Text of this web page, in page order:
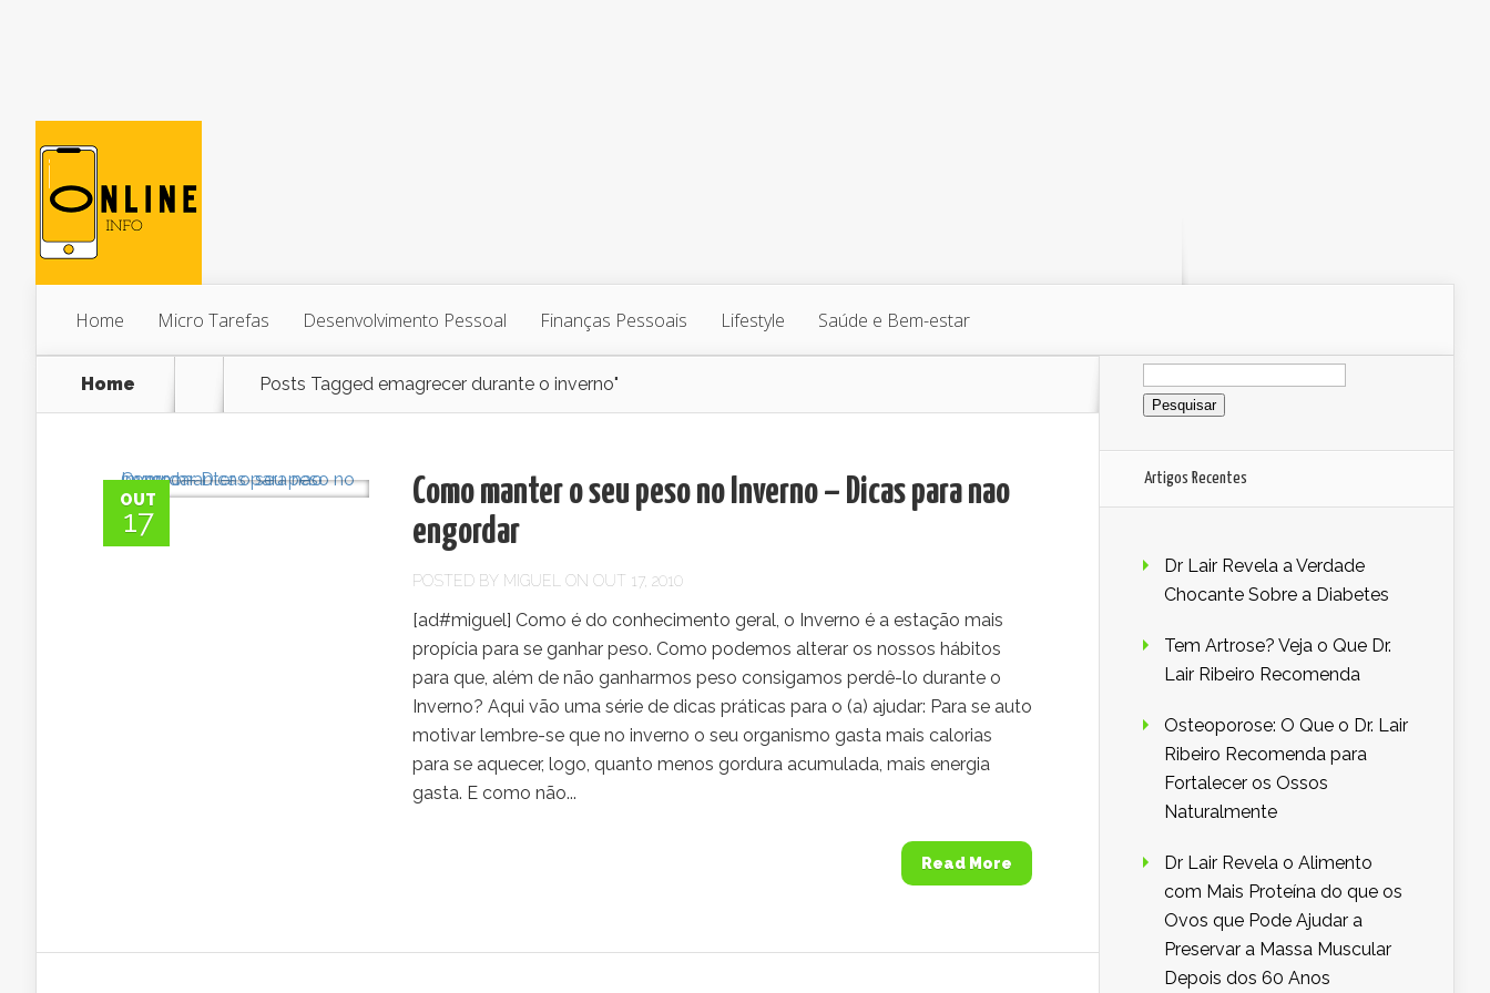
Home Micro Tarefas Desenvolvimento Pessoal Finanças Pessoais Lifestyle Saúde e Bem-estar
Home Posts Tagged emagrecer durante o inverno"
OUT
17
Como manter o seu peso no Inverno – Dicas para nao
engordar
POSTED BY MIGUEL ON OUT 17, 2010
[ad#miguel] Como é do conhecimento geral, o Inverno é a estação mais
propícia para se ganhar peso. Como podemos alterar os nossos hábitos
para que, além de não ganharmos peso consigamos perdê-lo durante o
Inverno? Aqui vão uma série de dicas práticas para o (a) ajudar: Para se auto
motivar lembre-se que no inverno o seu organismo gasta mais calorias
para se aquecer, logo, quanto menos gordura acumulada, mais energia
gasta. E como não...
Read More
Pesquisar
por:
Artigos Recentes
Dr Lair Revela a Verdade
Chocante Sobre a Diabetes
Tem Artrose? Veja o Que Dr.
Lair Ribeiro Recomenda
Osteoporose: O Que o Dr. Lair
Ribeiro Recomenda para
Fortalecer os Ossos
Naturalmente
Dr Lair Revela o Alimento
com Mais Proteína do que os
Ovos que Pode Ajudar a
Preservar a Massa Muscular
Depois dos 60 Anos